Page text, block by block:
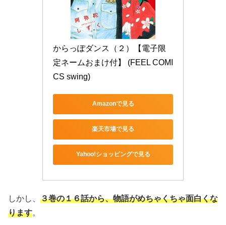
からっぽダンス（２）【電子限
定ネームおまけ付】 (FEEL COMI
CS swing)
Amazonで見る
楽天市場で見る
Yahoo!ショッピングで見る
しかし、 ３巻の１６話から、物語がめちゃくちゃ面白くな
ります。